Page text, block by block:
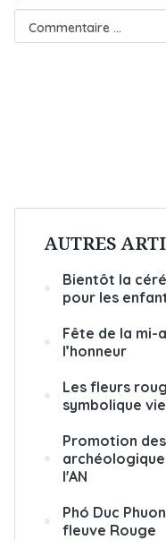
AUTRES
Bientôt la
pour les
Fête de la mi-
l’honneur
Les fleurs
symbolique
Promotion
l'AN
Phó Duc
fleuve Rouge